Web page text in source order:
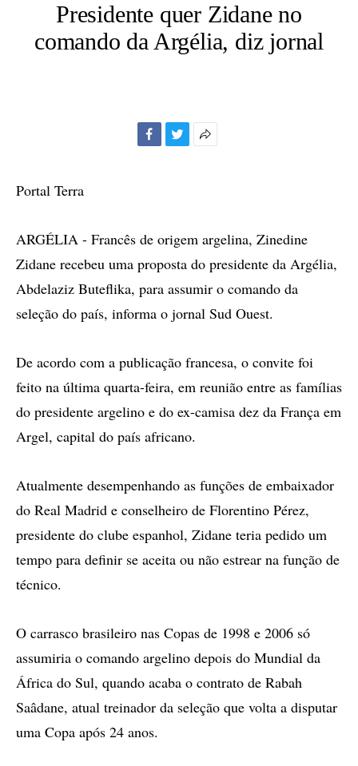
Presidente quer Zidane no
comando da Argélia, diz jornal
Portal Terra
ARGÉLIA - Francês de origem argelina, Zinedine
Zidane recebeu uma proposta do presidente da Argélia,
Abdelaziz Buteflika, para assumir o comando da
seleção do país, informa o jornal Sud Ouest.
De acordo com a publicação francesa, o convite foi
feito na última quarta-feira, em reunião entre as famílias
do presidente argelino e do ex-camisa dez da França em
Argel, capital do país africano.
Atualmente desempenhando as funções de embaixador
do Real Madrid e conselheiro de Florentino Pérez,
presidente do clube espanhol, Zidane teria pedido um
tempo para definir se aceita ou não estrear na função de
técnico.
O carrasco brasileiro nas Copas de 1998 e 2006 só
assumiria o comando argelino depois do Mundial da
África do Sul, quando acaba o contrato de Rabah
Saâdane, atual treinador da seleção que volta a disputar
uma Copa após 24 anos.